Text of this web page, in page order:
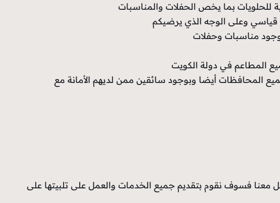
للحلويات بما يخص الحفلات والمناسبات
وعلى الوجه الذي يرضيكم
مناسبات وحفلات
المطاعم في دولة الكويت
أيضا وبوجود سائقين ممن لديهم الأمانة مع
معنا فسوف نقوم بتقديم جميع الخدمات والعمل على تلبيتها على